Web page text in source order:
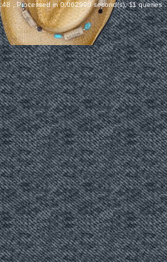
, Processed in 0.062990 second(s), 11 queries .